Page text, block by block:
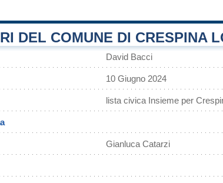
DEL COMUNE DI CRESPINA
David Bacci
10 Giugno 2024
lista civica Insieme per
Gianluca Catarzi